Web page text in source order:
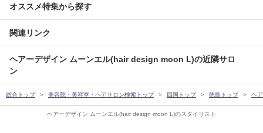
ヘアーデザイン ムーンエル(hair design moon L)のスタイリスト
オススメ特集から探す
関連リンク
ヘアーデザイン ムーンエル(hair design moon L)の近隣サロ
ン
総合トップ 美容院・美容室・ヘアサロン検索トップ 四国トップ 徳島トップ ヘ